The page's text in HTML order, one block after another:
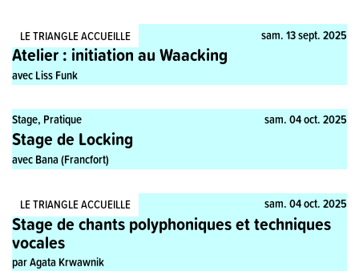
LE TRIANGLE ACCUEILLE
Stage, Pratique sam. 13 sept. 2025
Atelier : initiation au Waacking
avec Liss Funk
Stage, Pratique sam. 04 oct. 2025
Stage de Locking
avec Bana (Francfort)
LE TRIANGLE ACCUEILLE
Stage, Pratique sam. 04 oct. 2025
Stage de chants polyphoniques et techniques
vocales
par Agata Krwawnik